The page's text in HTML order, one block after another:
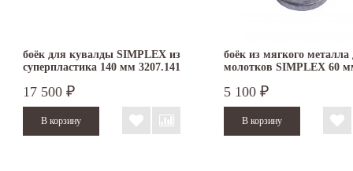
боёк для кувалды SIMPLEX из
суперпластика 140 мм 3207.141
17 500 ₽
боёк из мягкого металла
молотков SIMPLEX 60
5 100 ₽